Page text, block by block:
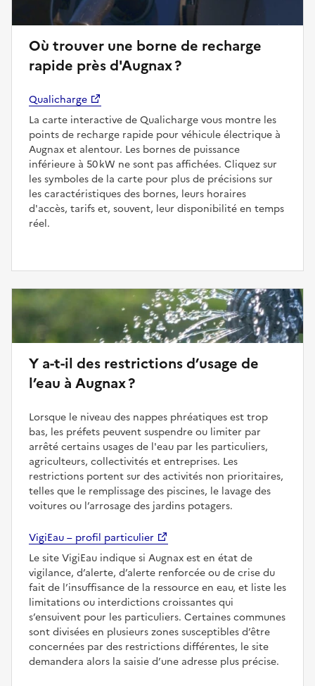
Où trouver une borne de recharge
rapide près d'Augnax ?
Qualicharge
La carte interactive de Qualicharge vous montre les
points de recharge rapide pour véhicule électrique à
Augnax et alentour. Les bornes de puissance
inférieure à 50 kW ne sont pas affichées. Cliquez sur
les symboles de la carte pour plus de précisions sur
les caractéristiques des bornes, leurs horaires
d'accès, tarifs et, souvent, leur disponibilité en temps
réel.
Y a-t-il des restrictions d’usage de
l’eau à Augnax ?
Lorsque le niveau des nappes phréatiques est trop
bas, les préfets peuvent suspendre ou limiter par
arrêté certains usages de l'eau par les particuliers,
agriculteurs, collectivités et entreprises. Les
restrictions portent sur des activités non prioritaires,
telles que le remplissage des piscines, le lavage des
voitures ou l’arrosage des jardins potagers.
VigiEau – profil particulier
Le site VigiEau indique si Augnax est en état de
vigilance, d’alerte, d’alerte renforcée ou de crise du
fait de l’insuffisance de la ressource en eau, et liste les
limitations ou interdictions croissantes qui
s’ensuivent pour les particuliers. Certaines communes
sont divisées en plusieurs zones susceptibles d’être
concernées par des restrictions différentes, le site
demandera alors la saisie d’une adresse plus précise.